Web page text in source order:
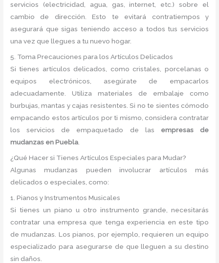
servicios (electricidad, agua, gas, internet, etc.) sobre el
cambio de dirección. Esto te evitará contratiempos y
asegurará que sigas teniendo acceso a todos tus servicios
una vez que llegues a tu nuevo hogar.
5. Toma Precauciones para los Artículos Delicados
Si tienes artículos delicados, como cristales, porcelanas o
equipos electrónicos, asegúrate de empacarlos
adecuadamente. Utiliza materiales de embalaje como
burbujas, mantas y cajas resistentes. Si no te sientes cómodo
empacando estos artículos por ti mismo, considera contratar
los servicios de empaquetado de las empresas de
mudanzas en Puebla.
¿Qué Hacer si Tienes Artículos Especiales para Mudar?
Algunas mudanzas pueden involucrar artículos más
delicados o especiales, como:
1. Pianos y Instrumentos Musicales
Si tienes un piano u otro instrumento grande, necesitarás
contratar una empresa que tenga experiencia en este tipo
de mudanzas. Los pianos, por ejemplo, requieren un equipo
especializado para asegurarse de que lleguen a su destino
sin daños.